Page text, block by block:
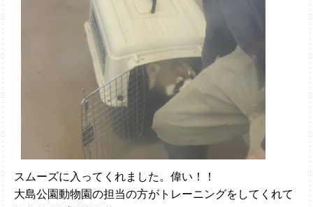
スムーズに入ってくれました。偉い！！
大島公園動物園の担当の方がトレーニングをしてくれて